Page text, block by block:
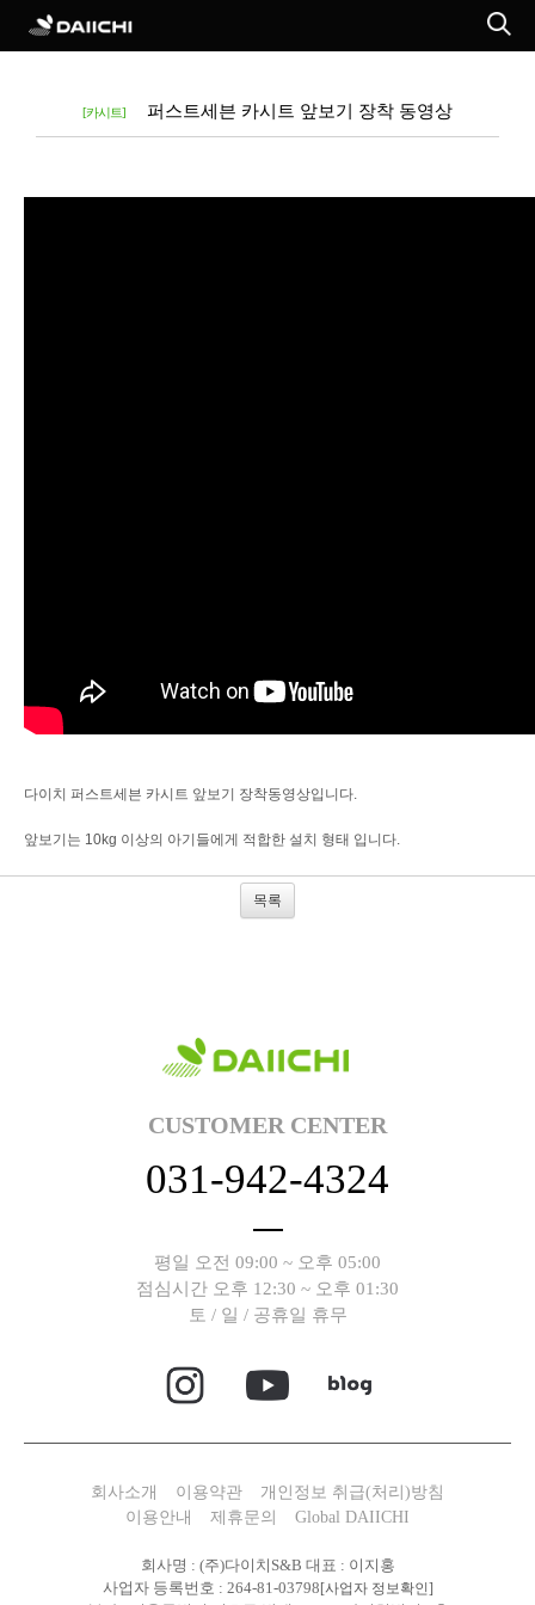
[카시트] 퍼스트세븐 카시트 앞보기 장착 동영상
다이치 퍼스트세븐 카시트 앞보기 장착동영상입니다.
앞보기는 10kg 이상의 아기들에게 적합한 설치 형태 입니다.
목록
CUSTOMER CENTER
031-942-4324
평일 오전 09:00 ~ 오후 05:00
점심시간 오후 12:30 ~ 오후 01:30
토 / 일 / 공휴일 휴무
회사소개 이용약관
개인정보 취급(처리)방침
이용안내
제휴문의 Global DAIICHI
회사명 : (주)다이치S&B 대표 : 이지홍
사업자 등록번호 : 264-81-03798[사업자 정보확인]